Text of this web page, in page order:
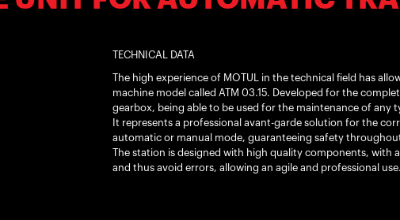
TECHNICAL DATA
The high experience of MOTUL in the technical field has
machine model called ATM 03.15. Developed for the
gearbox, being able to be used for the maintenance of any
It represents a professional avant-garde solution for the
automatic or manual mode, guaranteeing safety
The station is designed with high quality components, with
and thus avoid errors, allowing an agile and professional use.